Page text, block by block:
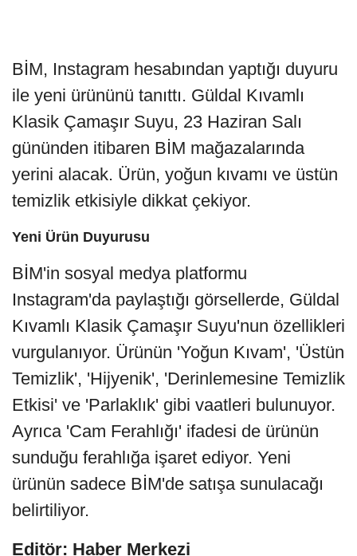
BİM, Instagram hesabından yaptığı duyuru
ile yeni ürününü tanıttı. Güldal Kıvamlı
Klasik Çamaşır Suyu, 23 Haziran Salı
gününden itibaren BİM mağazalarında
yerini alacak. Ürün, yoğun kıvamı ve üstün
temizlik etkisiyle dikkat çekiyor.
Yeni Ürün Duyurusu
BİM'in sosyal medya platformu
Instagram'da paylaştığı görsellerde, Güldal
Kıvamlı Klasik Çamaşır Suyu'nun özellikleri
vurgulanıyor. Ürünün 'Yoğun Kıvam', 'Üstün
Temizlik', 'Hijyenik', 'Derinlemesine Temizlik
Etkisi' ve 'Parlaklık' gibi vaatleri bulunuyor.
Ayrıca 'Cam Ferahlığı' ifadesi de ürünün
sunduğu ferahlığa işaret ediyor. Yeni
ürünün sadece BİM'de satışa sunulacağı
belirtiliyor.
Editör: Haber Merkezi